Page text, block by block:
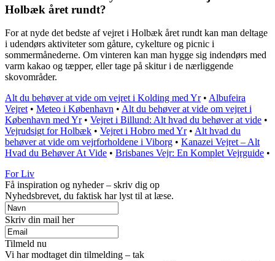
Holbæk året rundt?
For at nyde det bedste af vejret i Holbæk året rundt kan man deltage
i udendørs aktiviteter som gåture, cykelture og picnic i
sommermånederne. Om vinteren kan man hygge sig indendørs med
varm kakao og tæpper, eller tage på skitur i de nærliggende
skovområder.
Alt du behøver at vide om vejret i Kolding med Yr• Albufeira
Vejret • Meteo i København • Alt du behøver at vide om vejret i
København med Yr• Vejret i Billund: Alt hvad du behøver at vide •
Vejrudsigt for Holbæk • Vejret i Hobro med Yr• Alt hvad du
behøver at vide om vejrforholdene i Viborg • Kanazei Vejret – Alt
Hvad du Behøver At Vide • Brisbanes Vejr: En Komplet Vejrguide •
For Liv
Få inspiration og nyheder – skriv dig op
Nyhedsbrevet, du faktisk har lyst til at læse.
Skriv din mail her
Tilmeld nu
Vi har modtaget din tilmelding – tak